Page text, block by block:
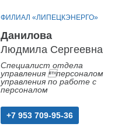
ФИЛИАЛ «ЛИПЕЦКЭНЕРГО»
Данилова
Людмила Сергеевна
Специалист отдела
управления персоналом
управления по работе с
персоналом
+7 953 709-95-36